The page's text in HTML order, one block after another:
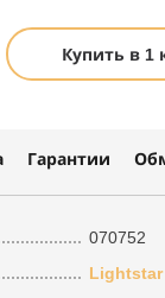
Купить в 1
Гарантии
070752
Lightstar